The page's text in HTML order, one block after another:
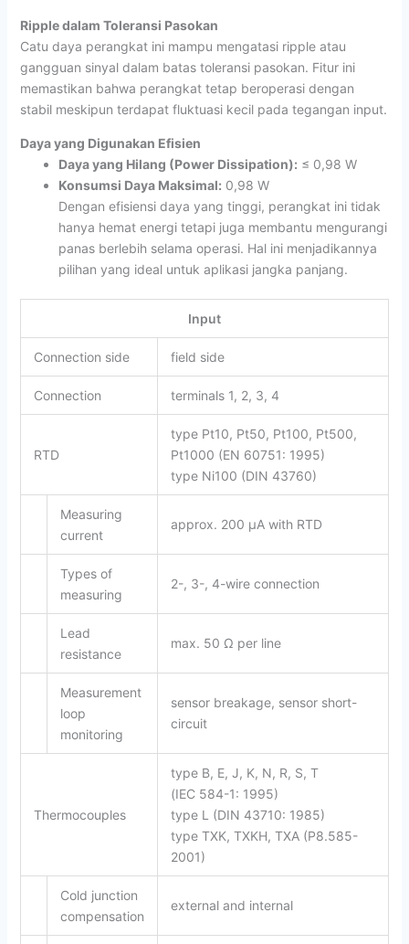
Ripple dalam Toleransi Pasokan
Catu daya perangkat ini mampu mengatasi ripple atau
gangguan sinyal dalam batas toleransi pasokan. Fitur ini
memastikan bahwa perangkat tetap beroperasi dengan
stabil meskipun terdapat fluktuasi kecil pada tegangan input.
Daya yang Digunakan Efisien
Daya yang Hilang (Power Dissipation): ≤ 0,98 W
Konsumsi Daya Maksimal: 0,98 W
Dengan efisiensi daya yang tinggi, perangkat ini tidak
hanya hemat energi tetapi juga membantu mengurangi
panas berlebih selama operasi. Hal ini menjadikannya
pilihan yang ideal untuk aplikasi jangka panjang.
Input
Connection side field side
Connection terminals 1, 2, 3, 4
RTD
type Pt10, Pt50, Pt100, Pt500,
Pt1000 (EN 60751: 1995)
type Ni100 (DIN 43760)
Measuring
current
approx. 200 µA with RTD
Types of
measuring
2-, 3-, 4-wire connection
Lead
resistance
max. 50 Ω per line
Measurement
loop
monitoring
sensor breakage, sensor short-
circuit
Thermocouples
type B, E, J, K, N, R, S, T
(IEC 584-1: 1995)
type L (DIN 43710: 1985)
type TXK, TXKH, TXA (P8.585-
2001)
Cold junction
compensation
external and internal